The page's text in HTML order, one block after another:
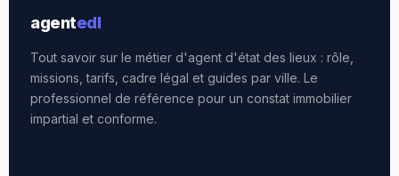
agentedl
Tout savoir sur le métier d'agent d'état des lieux : rôle,
missions, tarifs, cadre légal et guides par ville. Le
professionnel de référence pour un constat immobilier
impartial et conforme.